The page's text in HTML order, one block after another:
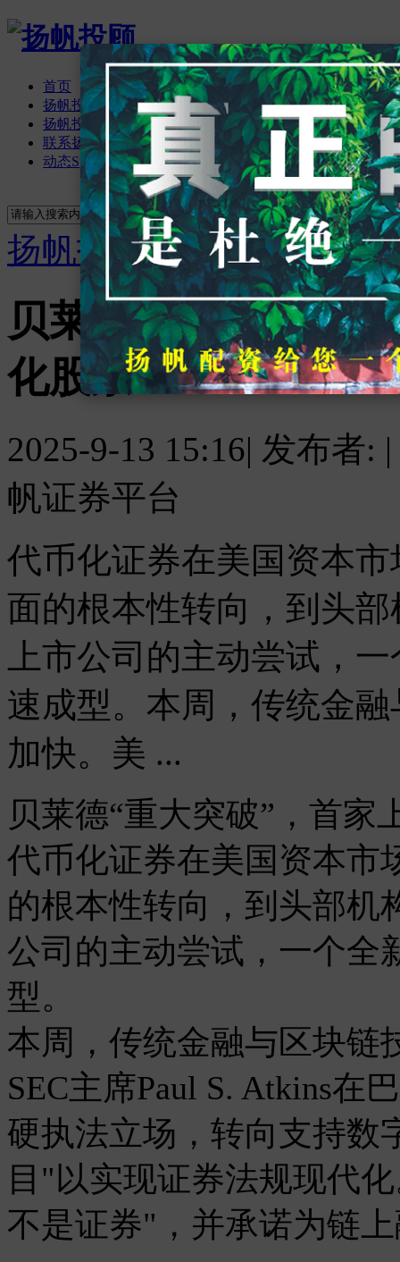
首页
扬帆投顾资讯
扬帆投顾论坛BBS
联系扬帆投顾
动态Space
登录
搜索
搜索
扬帆投顾 › 首页 ›扬帆投
贝莱德“重大突破”
化股票
2025-9-13 15:16| 发布者: |
帆证券平台
代币化证券在美国资本
面的根本性转向，到头
上市公司的主动尝试，
速成型。本周，传统金
加快。美 ...
贝莱德“重大突破”，首家
代币化证券在美国资本市
的根本性转向，到头部机
公司的主动尝试，一个全
型。
本周，传统金融与区块链
SEC主席Paul S. Atkins在
硬执法立场，转向支持数
目"以实现证券法规现代
不是证券"，并承诺为链